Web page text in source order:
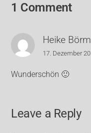
1 Comment
Heike Börm
17. Dezember
Wunderschön 🙂
Leave a Reply